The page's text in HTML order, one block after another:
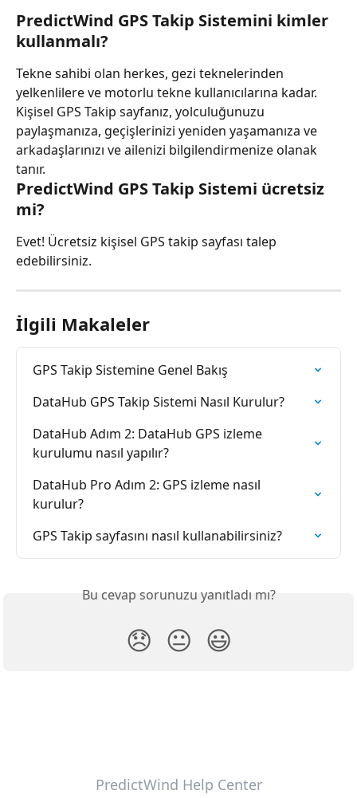
PredictWind GPS Takip Sistemini kimler
kullanmalı?
Tekne sahibi olan herkes, gezi teknelerinden
yelkenlilere ve motorlu tekne kullanıcılarına kadar.
Kişisel GPS Takip sayfanız, yolculuğunuzu
paylaşmanıza, geçişlerinizi yeniden yaşamanıza ve
arkadaşlarınızı ve ailenizi bilgilendirmenize olanak
tanır.
PredictWind GPS Takip Sistemi ücretsiz
mi?
Evet! Ücretsiz kişisel GPS takip sayfası talep
edebilirsiniz.
İlgili Makaleler
GPS Takip Sistemine Genel Bakış
DataHub GPS Takip Sistemi Nasıl Kurulur?
DataHub Adım 2: DataHub GPS izleme
kurulumu nasıl yapılır?
DataHub Pro Adım 2: GPS izleme nasıl
kurulur?
GPS Takip sayfasını nasıl kullanabilirsiniz?
Bu cevap sorunuzu yanıtladı mı?
😞 😐 😃
PredictWind Help Center